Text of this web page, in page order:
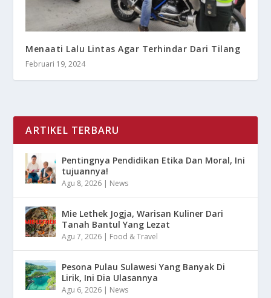
Menaati Lalu Lintas Agar Terhindar Dari Tilang
Februari 19, 2024
ARTIKEL TERBARU
Pentingnya Pendidikan Etika Dan Moral, Ini
tujuannya!
Agu 8, 2026 | News
Mie Lethek Jogja, Warisan Kuliner Dari
Tanah Bantul Yang Lezat
Agu 7, 2026 | Food & Travel
Pesona Pulau Sulawesi Yang Banyak Di
Lirik, Ini Dia Ulasannya
Agu 6, 2026 | News